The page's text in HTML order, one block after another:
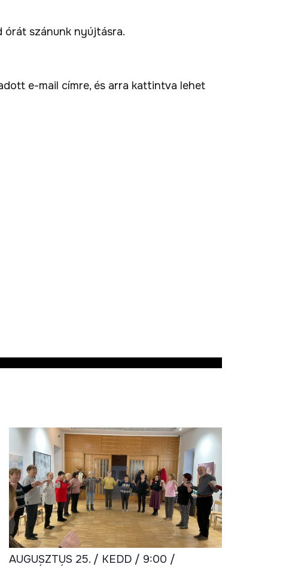
szánunk nyújtásra.
e-mail címre, és arra kattintva lehet
AUGUSZTUS 25. / KEDD / 9:00 /